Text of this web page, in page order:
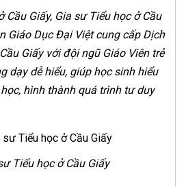
Cầu Giấy, Gia sư Tiểu học ở Cầu
Giáo Dục Đại Việt cung cấp Dịch
Giấy với đội ngũ Giáo Viên trẻ
dạy dễ hiểu, giúp học sinh hiểu
hình thành quá trình tư duy
Tiểu học ở Cầu Giấy